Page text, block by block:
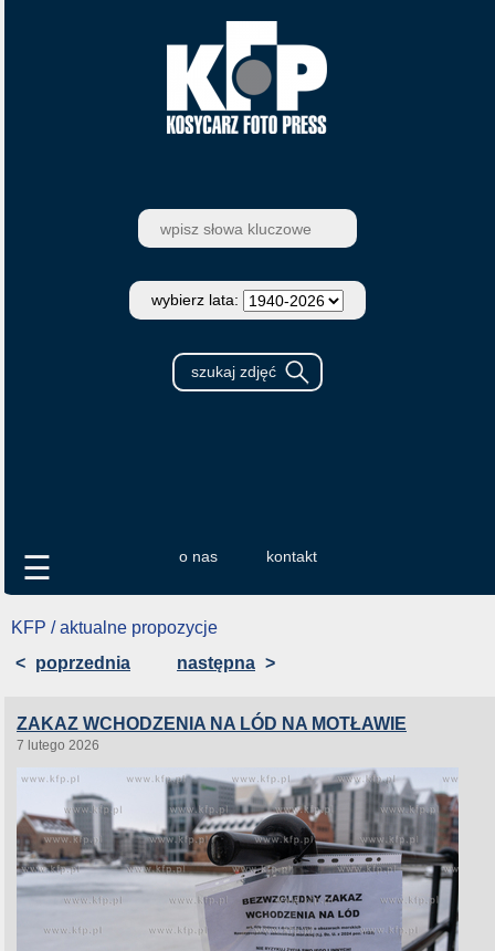
wybierz lata:
o nas kontakt
☰
KFP / aktualne propozycje
< poprzednia następna >
ZAKAZ WCHODZENIA NA LÓD NA MOTŁAWIE
7 lutego 2026